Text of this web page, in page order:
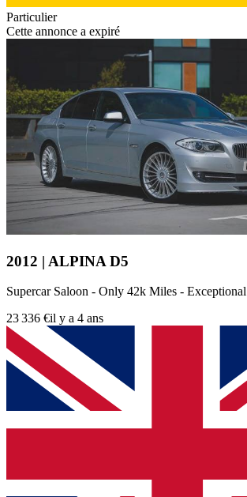
Particulier
Cette annonce a expiré
2012 | ALPINA D5
Supercar Saloon - Only 42k Miles - Exceptional
23 336 €il y a 4 ans